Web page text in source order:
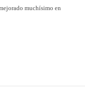
muchísimo en